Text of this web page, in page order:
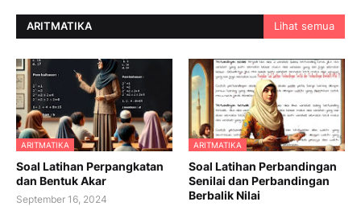
ARITMATIKA Lihat semua
ARITMATIKA
Soal Latihan Perpangkatan
dan Bentuk Akar
September 16, 2024
ARITMATIKA
Soal Latihan Perbandingan
Senilai dan Perbandingan
Berbalik Nilai